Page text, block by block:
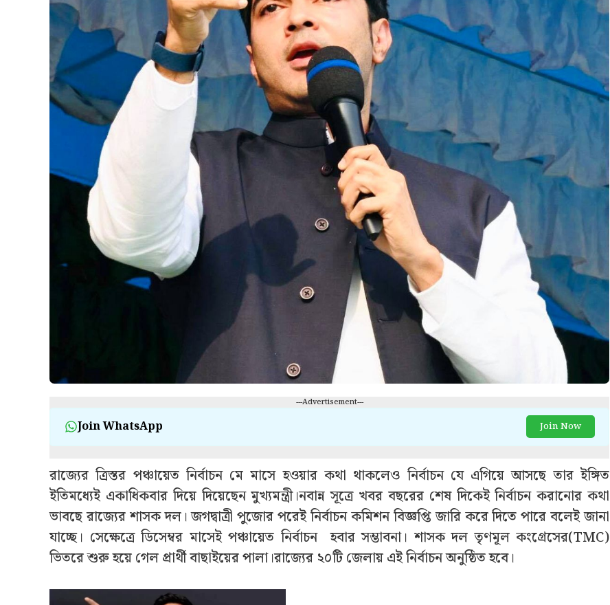
---Advertisement---
Join WhatsApp Join Now
রাজ্যের ত্রিস্তর পঞ্চায়েত নির্বাচন মে মাসে হওয়ার কথা থাকলেও নির্বাচন যে এগিয়ে আসছে তার ইঙ্গিত
ইতিমধ্যেই একাধিকবার দিয়ে দিয়েছেন মুখ্যমন্ত্রী।নবান্ন সূত্রে খবর বছরের শেষ দিকেই নির্বাচন করানোর কথা
ভাবছে রাজ্যের শাসক দল। জগদ্বাত্রী পুজোর পরেই নির্বাচন কমিশন বিজ্ঞপ্তি জারি করে দিতে পারে বলেই জানা
যাচ্ছে। সেক্ষেত্রে ডিসেম্বর মাসেই পঞ্চায়েত নির্বাচন হবার সম্ভাবনা। শাসক দল তৃণমূল কংগ্রেসের(TMC)
ভিতরে শুরু হয়ে গেল প্রার্থী বাছাইয়ের পালা।রাজ্যের ২০টি জেলায় এই নির্বাচন অনুষ্ঠিত হবে।